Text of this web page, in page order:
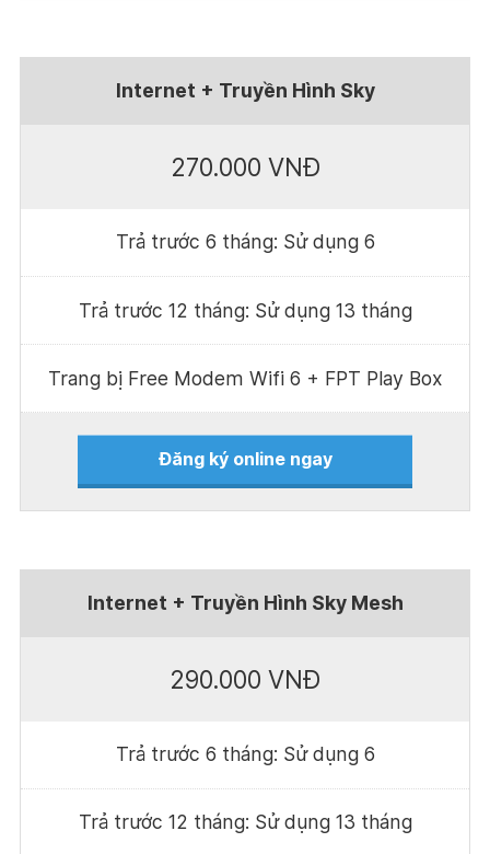
Internet + Truyền Hình Sky
270.000 VNĐ
Trả trước 6 tháng: Sử dụng 6
Trả trước 12 tháng: Sử dụng 13 tháng
Trang bị Free Modem Wifi 6 + FPT Play Box
Đăng ký online ngay
Internet + Truyền Hình Sky Mesh
290.000 VNĐ
Trả trước 6 tháng: Sử dụng 6
Trả trước 12 tháng: Sử dụng 13 tháng